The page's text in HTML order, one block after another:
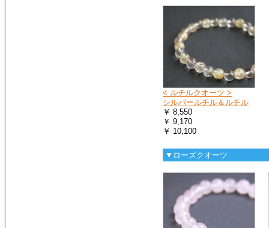
< ルチルクオーツ >
シルバールチル＆ルチル
￥ 8,550
￥ 9,170
￥ 10,100
▼ローズクオーツ